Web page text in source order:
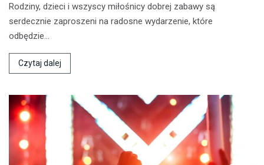
Rodziny, dzieci i wszyscy miłośnicy dobrej zabawy są
serdecznie zaproszeni na radosne wydarzenie, które
odbędzie…
Czytaj dalej